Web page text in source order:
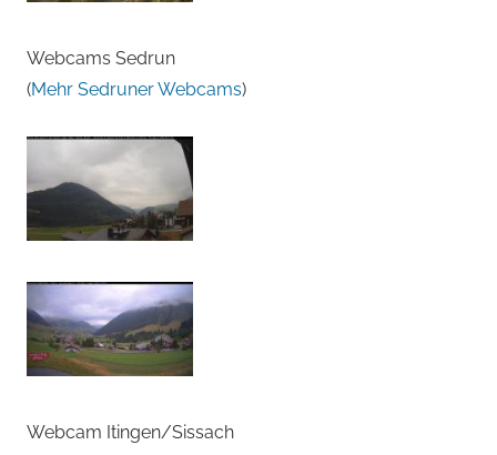
Webcams Sedrun
(Mehr Sedruner Webcams)
Webcam Itingen/Sissach